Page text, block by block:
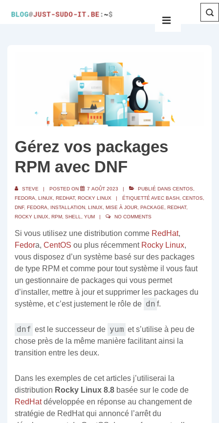
Gérez vos packages
RPM avec DNF
STEVE POSTED ON 7 AOÛT 2023 PUBLIÉ DANS CENTOS
FEDORA
LINUX REDHAT, ROCKY LINUX ÉTIQUETTÉ AVEC BASH CENTOS
DNF, FEDORA INSTALLATION LINUX MISE À JOUR PACKAGE REDHAT,
ROCKY LINUX
RPM SHELL YUM NO COMMENTS
Si vous utilisez une distribution comme RedHat,
Fedora, CentOS ou plus récemment Rocky Linux,
vous disposez d’un système basé sur des packages
de type RPM et comme pour tout système il vous faut
un gestionnaire de packages qui vous permet
d’installer, mettre à jour et supprimer les packages du
système, et c’est justement le rôle de dn f.
dnf est le successeur de yum et s’utilise à peu de
chose près de la même manière facilitant ainsi la
transition entre les deux.
Dans les exemples de cet articles j’utiliserai la
distribution Rocky Linux 8.8 basée sur le code de
RedHatdéveloppée en réponse au changement de
stratégie de RedHat qui annoncé l’arrêt du